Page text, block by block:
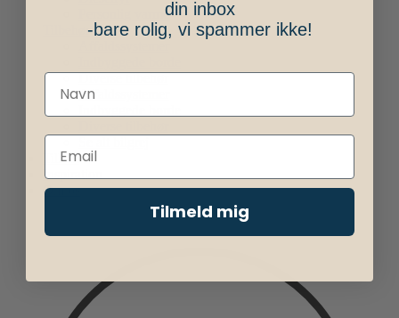
Personlig varme
Tilbehør
Diverse tilbehør
Affaldssystemer
Tilbud
Inspiration
Om os
din inbox
-bare rolig, vi spammer ikke!
Tilmeld mig